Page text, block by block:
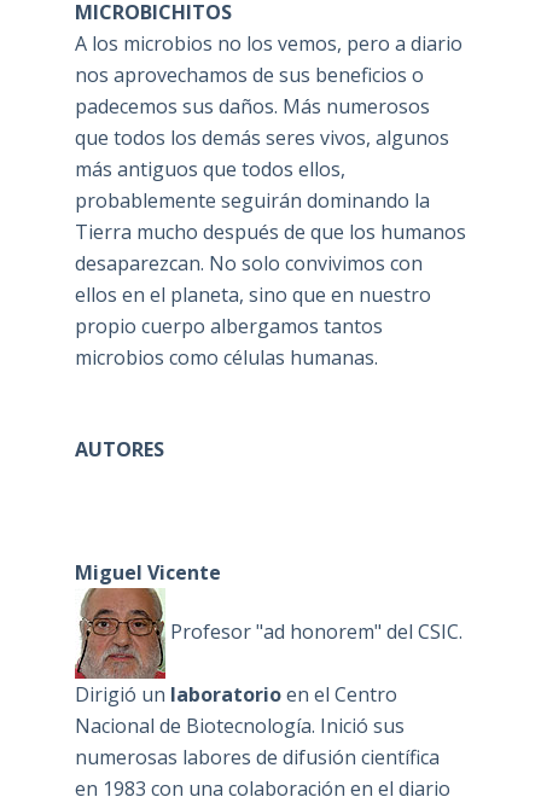
MICROBICHITOS
A los microbios no los vemos, pero a diario
nos aprovechamos de sus beneficios o
padecemos sus daños. Más numerosos
que todos los demás seres vivos, algunos
más antiguos que todos ellos,
probablemente seguirán dominando la
Tierra mucho después de que los humanos
desaparezcan. No solo convivimos con
ellos en el planeta, sino que en nuestro
propio cuerpo albergamos tantos
microbios como células humanas.
AUTORES
Miguel Vicente
Profesor "ad honorem" del CSIC.
Dirigió un laboratorioen el Centro
Nacional de Biotecnología. Inició sus
numerosas labores de difusión científica
en 1983 con una colaboración en el diario